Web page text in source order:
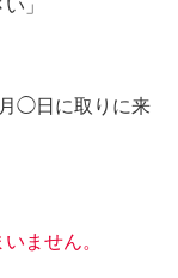
」
◯日に取りに来
ません。